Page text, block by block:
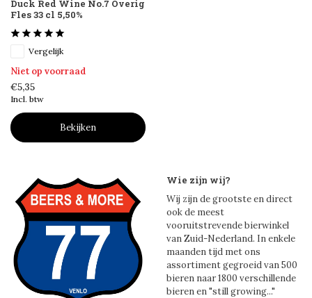
Duck Red Wine No.7 Overig
Fles 33 cl 5,50%
Vergelijk
Niet op voorraad
€5,35
Incl. btw
Bekijken
Wie zijn wij?
Wij zijn de grootste en direct
ook de meest
vooruitstrevende bierwinkel
van Zuid-Nederland. In enkele
maanden tijd met ons
assortiment gegroeid van 500
bieren naar 1800 verschillende
bieren en "still growing..."